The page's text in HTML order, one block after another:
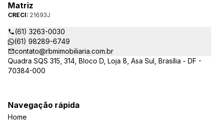
Matriz
CRECI: 21693J
(61) 3263-0030
(61) 98289-6749
contato@rbmimobiliaria.com.br
Quadra SQS 315, 314, Bloco D, Loja 8, Asa Sul, Brasília - DF -
70384-000
Navegação rápida
Home